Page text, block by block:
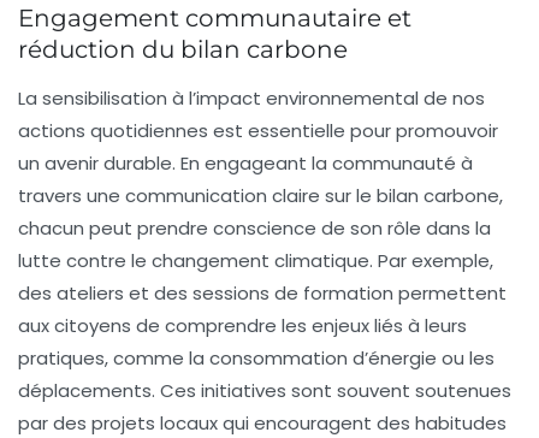
Engagement communautaire et
réduction du bilan carbone
La sensibilisation à l’impact environnemental de nos
actions quotidiennes est essentielle pour promouvoir
un avenir durable. En engageant la communauté à
travers une communication claire sur le bilan carbone,
chacun peut prendre conscience de son rôle dans la
lutte contre le changement climatique. Par exemple,
des ateliers et des sessions de formation permettent
aux citoyens de comprendre les enjeux liés à leurs
pratiques, comme la consommation d’énergie ou les
déplacements. Ces initiatives sont souvent soutenues
par des projets locaux qui encouragent des habitudes